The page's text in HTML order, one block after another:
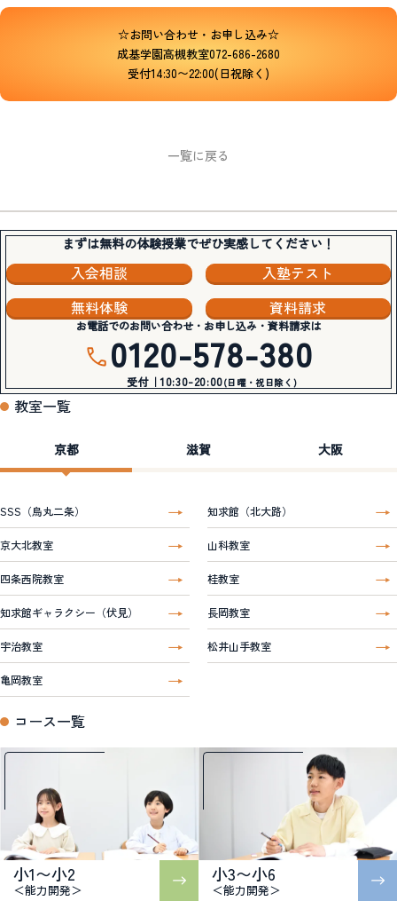
☆お問い合わせ・お申し込み☆
成基学園高槻教室072-686-2680
受付14:30〜22:00(日祝除く)
一覧に戻る
まずは無料の体験授業でぜひ実感してください！
入会相談
入塾テスト
無料体験
資料請求
お電話でのお問い合わせ・お申し込み・資料請求は
0120-578-380
受付｜10:30-20:00(日曜・祝日除く)
教室一覧
京都 滋賀 大阪
SSS（烏丸二条） 知求館（北大路）
京大北教室 山科教室
四条西院教室 桂教室
知求館ギャラクシー（伏見） 長岡教室
宇治教室 松井山手教室
亀岡教室
コース一覧
小1〜小2
＜能力開発＞
小3〜小6
＜能力開発＞